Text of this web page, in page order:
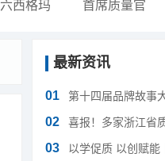
六西格玛 首席质量官
最新资讯
01
02
03